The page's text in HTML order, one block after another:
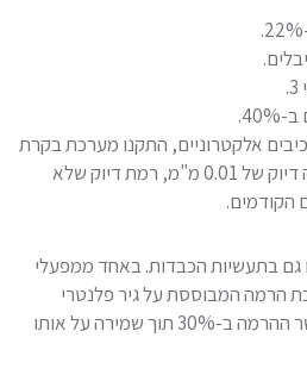
אלקטרוניים, התקנו מערכת בקרת
מיקום עם גיר פלנטרי שהשיגה דיוק של 0.01 מ"מ, רמת דיוק שלא
הקודמים.
גם בתעשיות הכבדות. באחד ממפעלי
הרמה המבוססת על גיר פלנטרי
למנוע AC אפשרה הגדלת כושר ההרמה ב-30% תוך שמירה על אותו